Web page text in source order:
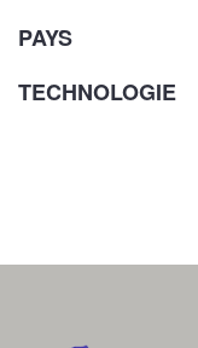
PAYS
TECHNOLOGIE